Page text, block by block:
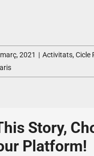
2021 | Activitats,Cicle
Story,
Platform!